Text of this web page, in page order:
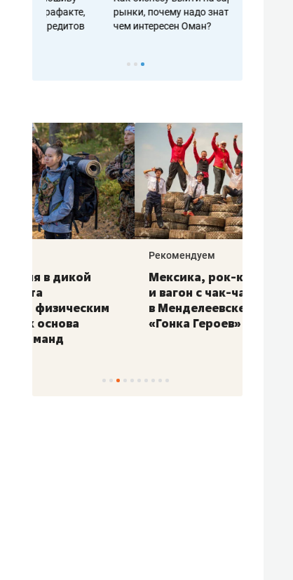
рынки, почему надо знать аксакалов и
чем интересен Оман?
Мексика, рок-концерт
и вагон с чак-чаком: как
в Менделеевске прошла
«Гонка Героев»